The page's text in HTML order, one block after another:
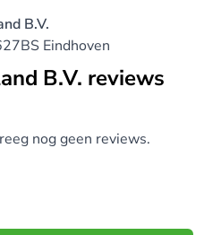
B.V.
Eindhoven
nog geen reviews.